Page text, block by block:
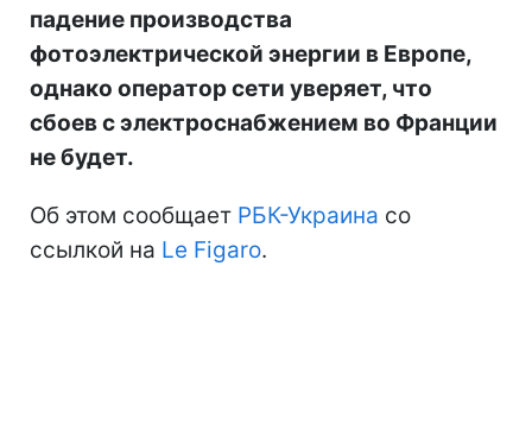
падение производства
фотоэлектрической энергии в Европе,
однако оператор сети уверяет, что
сбоев с электроснабжением во Франции
не будет.
Об этом сообщает РБК-Украина со
ссылкой на Le Figaro.